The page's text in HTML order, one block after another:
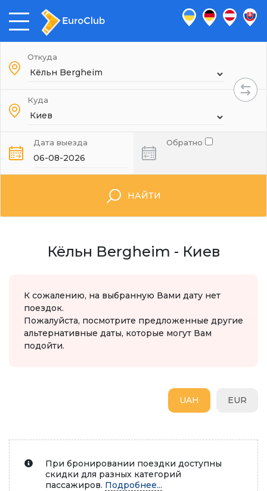
Откуда
Куда
Дата выезда Обратно
НАЙТИ
Кёльн Bergheim - Киев
К сожалению, на выбранную Вами дату нет
поездок.
Пожалуйста, посмотрите предложенные другие
альтернативные даты, которые могут Вам
подойти.
EUR
UAH
При бронировании поездки доступны
скидки для разных категорий
пассажиров. Подробнее...